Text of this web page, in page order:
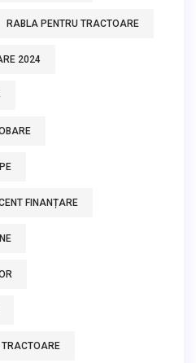
RABLA PENTRU TRACTOARE
2024
FINANȚARE